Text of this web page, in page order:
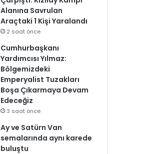
Alanına Savrulan
Araçtaki 1 Kişi Yaralandı
2 saat önce
Cumhurbaşkanı
Yardımcısı Yılmaz:
Bölgemizdeki
Emperyalist Tuzakları
Boşa Çıkarmaya Devam
Edeceğiz
3 saat önce
Ay ve Satürn Van
semalarında aynı karede
buluştu